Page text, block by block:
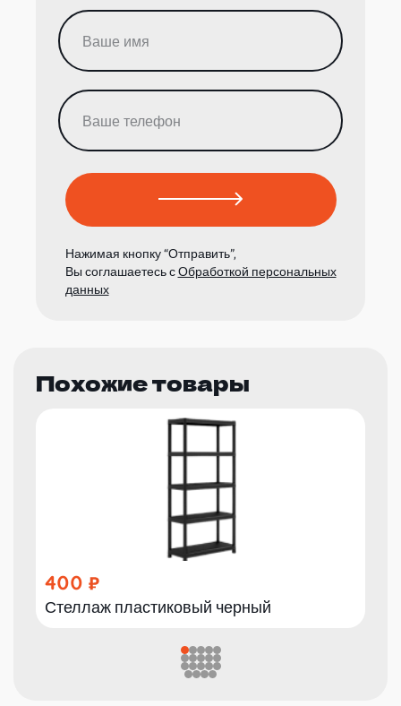
Нажимая кнопку “Отправить”,
Вы соглашаетесь сОбработкой персональных
данных
Похожие товары
400
Стеллаж пластиковый черный